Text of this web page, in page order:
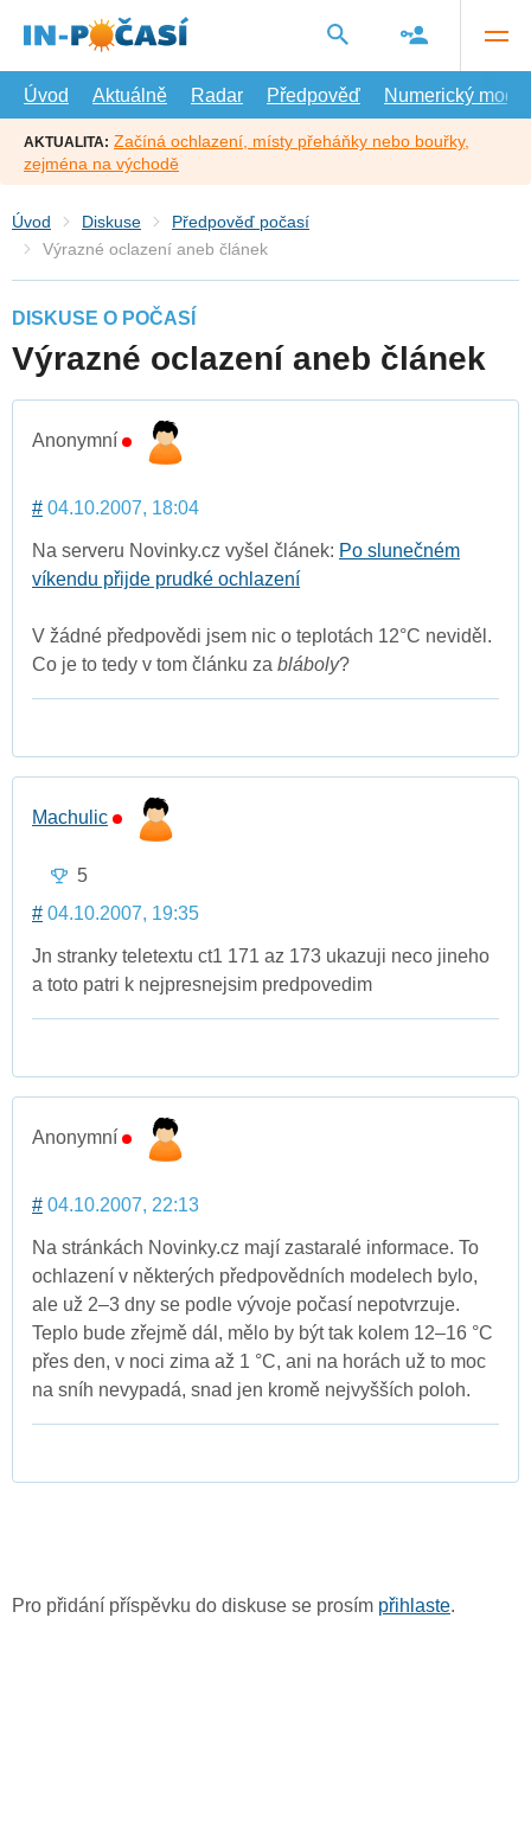
hlavní
Úvod
Aktuálně Radar Předpověď Numerický model
AKTUALITA: Začíná ochlazení, místy přeháňky nebo bouřky,
zejména na východě
Úvod Diskuse
Předpověď počasí
Výrazné oclazení aneb článek
DISKUSE O POČASÍ
Výrazné oclazení aneb článek
Anonymní
# 04.10.2007, 18:04
Na serveru Novinky.cz vyšel článek: Po slunečném
víkendu přijde prudké ochlazení
V žádné předpovědi jsem nic o teplotách 12°C neviděl.
Co je to tedy v tom článku za bláboly?
Machulic
5
# 04.10.2007, 19:35
Jn stranky teletextu ct1 171 az 173 ukazuji neco jineho
a toto patri k nejpresnejsim predpovedim
Anonymní
# 04.10.2007, 22:13
Na stránkách Novinky.cz mají zastaralé informace. To
ochlazení v některých předpovědních modelech bylo,
ale už 2–3 dny se podle vývoje počasí nepotvrzuje.
Teplo bude zřejmě dál, mělo by být tak kolem 12–16 °C
přes den, v noci zima až 1 °C, ani na horách už to moc
na sníh nevypadá, snad jen kromě nejvyšších poloh.
Pro přidání příspěvku do diskuse se prosím přihlaste.